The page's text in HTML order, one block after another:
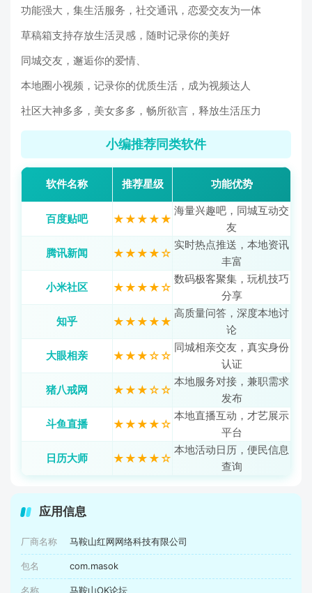
功能强大，集生活服务，社交通讯，恋爱交友为一体
草稿箱支持存放生活灵感，随时记录你的美好
同城交友，邂逅你的爱情、
本地圈小视频，记录你的优质生活，成为视频达人
社区大神多多，美女多多，畅所欲言，释放生活压力
小编推荐同类软件
软件名称 推荐星级 功能优势
百度贴吧 ★★★★★
海量兴趣吧，同城互动交
友
腾讯新闻
★★★★☆
实时热点推送，本地资讯
丰富
小米社区
★★★★☆
数码极客聚集，玩机技巧
分享
知乎
★★★★★
高质量问答，深度本地讨
论
大眼相亲
★★★☆☆
同城相亲交友，真实身份
认证
猪八戒网
★★★☆☆
本地服务对接，兼职需求
发布
斗鱼直播
★★★★☆
本地直播互动，才艺展示
平台
日历大师
★★★★☆
本地活动日历，便民信息
查询
应用信息
厂商名称 马鞍山红网网络科技有限公司
包名 com.masok
名称 马鞍山OK论坛